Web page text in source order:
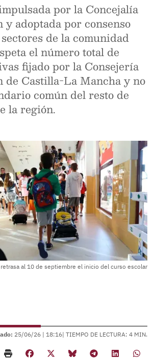
por la Concejalía
y adoptada por consenso
de la comunidad
el número total de
fijado por la Consejería
de Castilla-La Mancha y no
común del resto de
la región.
al 10 de septiembre el inicio del curso escolar
25/06/26 | 18:16| TIEMPO DE LECTURA: 4 MIN.